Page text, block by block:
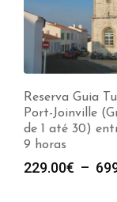
Reserva Guia
Port-Joinville
de 1 até 30)
9 horas
229.00€ –